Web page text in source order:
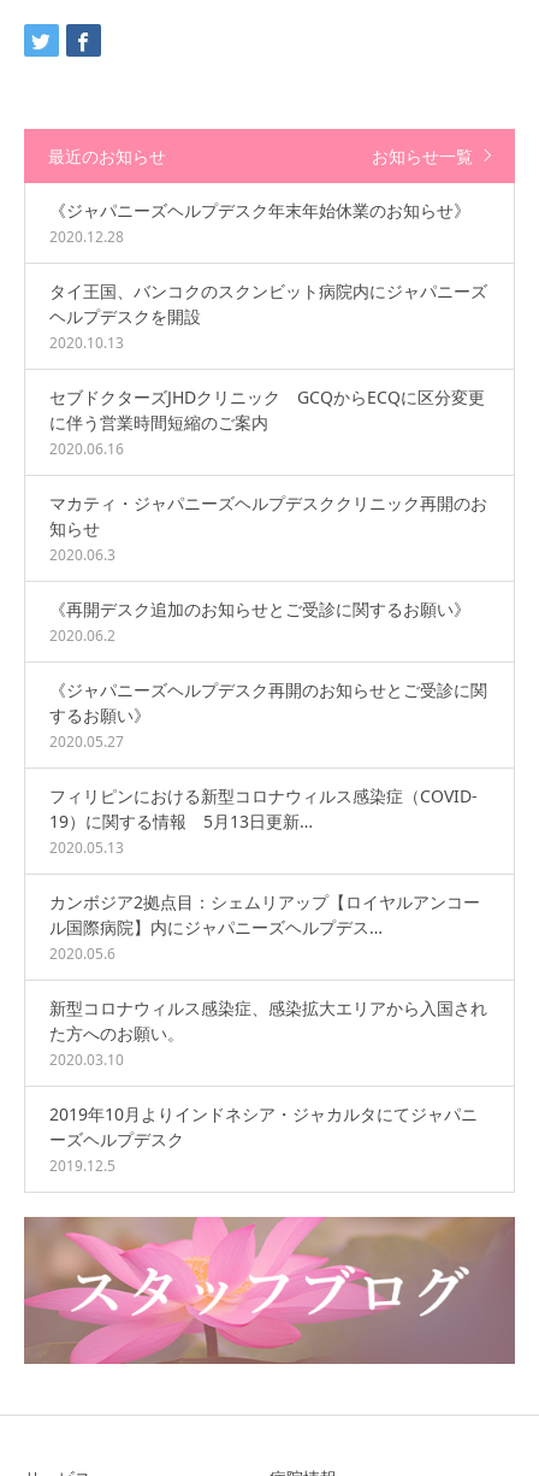
最近のお知らせ お知らせ一覧
《ジャパニーズヘルプデスク年末年始休業のお知らせ》
2020.12.28
タイ王国、バンコクのスクンビット病院内にジャパニーズ
ヘルプデスクを開設
2020.10.13
セブドクターズJHDクリニック GCQからECQに区分変更
に伴う営業時間短縮のご案内
2020.06.16
マカティ・ジャパニーズヘルプデスククリニック再開のお
知らせ
2020.06.3
《再開デスク追加のお知らせとご受診に関するお願い》
2020.06.2
《ジャパニーズヘルプデスク再開のお知らせとご受診に関
するお願い》
2020.05.27
フィリピンにおける新型コロナウィルス感染症（COVID-
19）に関する情報 5月13日更新…
2020.05.13
カンボジア2拠点目：シェムリアップ【ロイヤルアンコー
ル国際病院】内にジャパニーズヘルプデス…
2020.05.6
新型コロナウィルス感染症、感染拡大エリアから入国され
た方へのお願い。
2020.03.10
2019年10月よりインドネシア・ジャカルタにてジャパニ
ーズヘルプデスク
2019.12.5